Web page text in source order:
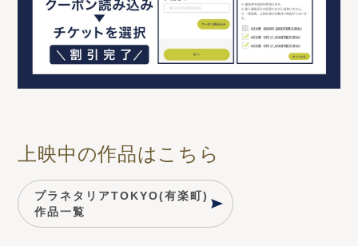
上映中の作品はこちら
プラネタリアTOKYO(有楽町)
作品一覧